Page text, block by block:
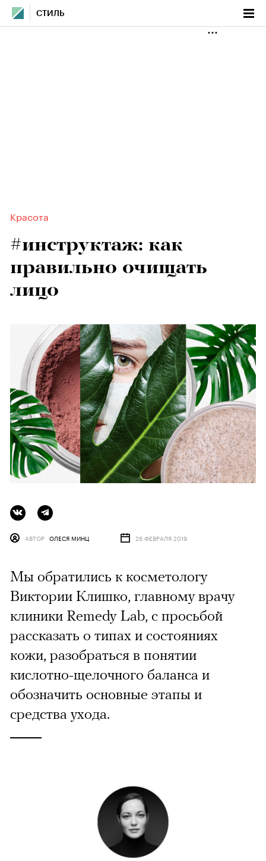
СТИЛЬ
Красота
#инструктаж: как
правильно очищать
лицо
АВТОР ОЛЕСЯ МИНЦ 26 ФЕВРАЛЯ 2019
Мы обратились к косметологу
Виктории Клишко, главному врачу
клиники Remedy Lab, с просьбой
рассказать о типах и состояниях
кожи, разобраться в понятии
кислотно-щелочного баланса и
обозначить основные этапы и
средства ухода.